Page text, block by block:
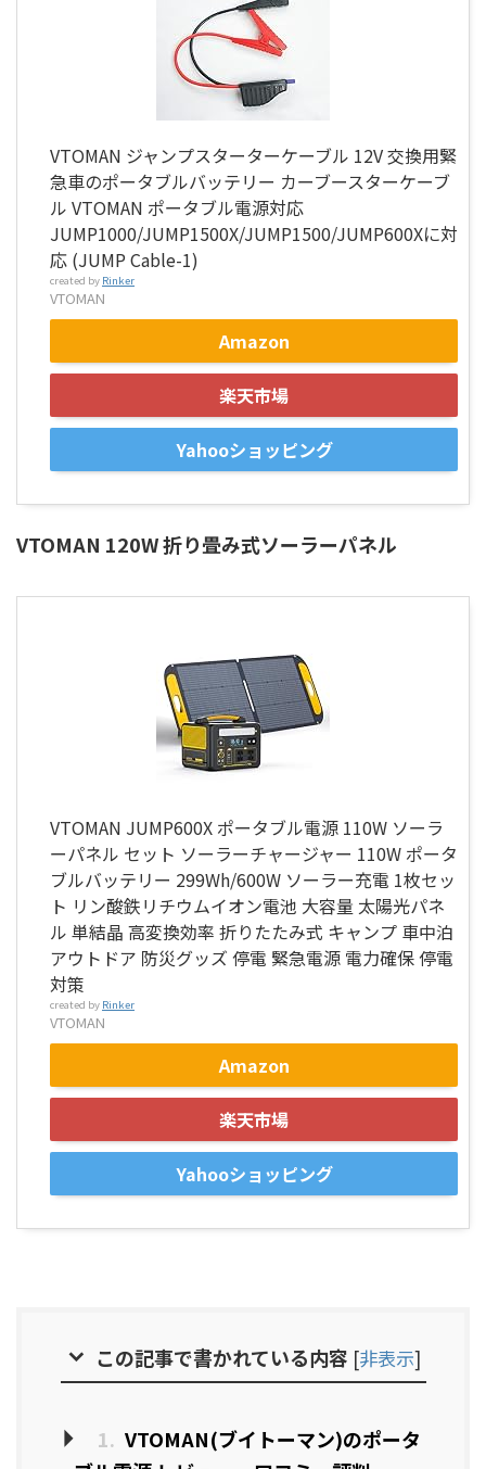
VTOMAN ジャンプスターターケーブル 12V 交換用緊
急車のポータブルバッテリー カーブースターケーブ
ル VTOMAN ポータブル電源対応
JUMP1000/JUMP1500X/JUMP1500/JUMP600Xに対
応 (JUMP Cable-1)
created by Rinker
VTOMAN
Amazon
楽天市場
Yahooショッピング
VTOMAN 120W 折り畳み式ソーラーパネル
VTOMAN JUMP600X ポータブル電源 110W ソーラ
ーパネル セット ソーラーチャージャー 110W ポータ
ブルバッテリー 299Wh/600W ソーラー充電 1枚セッ
ト リン酸鉄リチウムイオン電池 大容量 太陽光パネ
ル 単結晶 高変換効率 折りたたみ式 キャンプ 車中泊
アウトドア 防災グッズ 停電 緊急電源 電力確保 停電
対策
created by Rinker
VTOMAN
Amazon
楽天市場
Yahooショッピング
この記事で書かれている内容 [非表示]
1. VTOMAN(ブイトーマン)のポータ